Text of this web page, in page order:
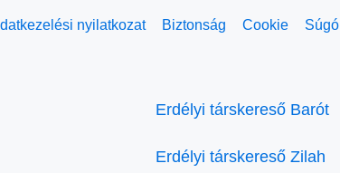
nyilatkozat Biztonság Cookie Súgó
Erdélyi társkereső Barót
Erdélyi társkereső Zilah